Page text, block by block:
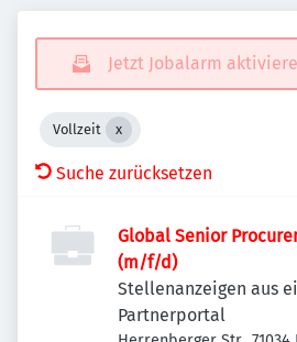
Jetzt Jobalarm
Vollzeit
Suche zurücksetzen
Global Senior
(m/f/d)
Stellenanzeigen aus
Partnerportal